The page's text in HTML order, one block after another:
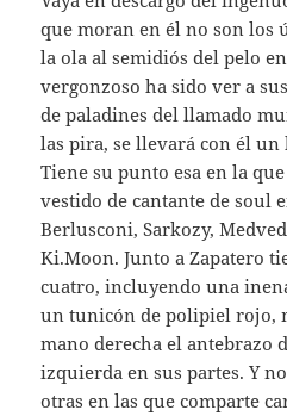
que moran en él no son los
la ola al semidiós del pelo
vergonzoso ha sido ver a
de paladines del llamado
las pira, se llevará con él
Tiene su punto esa en la
vestido de cantante de soul
Berlusconi, Sarkozy,
Ki.Moon. Junto a Zapatero
cuatro, incluyendo una
un tunicón de polipiel rojo,
mano derecha el antebrazo
izquierda en sus partes. Y
otras en las que comparte